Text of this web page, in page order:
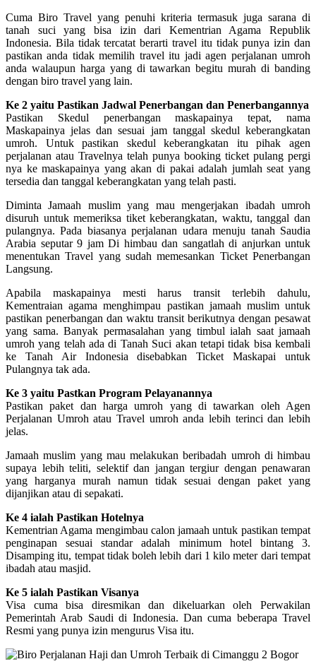
Cuma Biro Travel yang penuhi kriteria termasuk juga sarana di
tanah suci yang bisa izin dari Kementrian Agama Republik
Indonesia. Bila tidak tercatat berarti travel itu tidak punya izin dan
pastikan anda tidak memilih travel itu jadi agen perjalanan umroh
anda walaupun harga yang di tawarkan begitu murah di banding
dengan biro travel yang lain.
Ke 2 yaitu Pastikan Jadwal Penerbangan dan Penerbangannya
Pastikan Skedul penerbangan maskapainya tepat, nama
Maskapainya jelas dan sesuai jam tanggal skedul keberangkatan
umroh. Untuk pastikan skedul keberangkatan itu pihak agen
perjalanan atau Travelnya telah punya booking ticket pulang pergi
nya ke maskapainya yang akan di pakai adalah jumlah seat yang
tersedia dan tanggal keberangkatan yang telah pasti.
Diminta Jamaah muslim yang mau mengerjakan ibadah umroh
disuruh untuk memeriksa tiket keberangkatan, waktu, tanggal dan
pulangnya. Pada biasanya perjalanan udara menuju tanah Saudia
Arabia seputar 9 jam Di himbau dan sangatlah di anjurkan untuk
menentukan Travel yang sudah memesankan Ticket Penerbangan
Langsung.
Apabila maskapainya mesti harus transit terlebih dahulu,
Kementraian agama menghimpau pastikan jamaah muslim untuk
pastikan penerbangan dan waktu transit berikutnya dengan pesawat
yang sama. Banyak permasalahan yang timbul ialah saat jamaah
umroh yang telah ada di Tanah Suci akan tetapi tidak bisa kembali
ke Tanah Air Indonesia disebabkan Ticket Maskapai untuk
Pulangnya tak ada.
Ke 3 yaitu Pastkan Program Pelayanannya
Pastikan paket dan harga umroh yang di tawarkan oleh Agen
Perjalanan Umroh atau Travel umroh anda lebih terinci dan lebih
jelas.
Jamaah muslim yang mau melakukan beribadah umroh di himbau
supaya lebih teliti, selektif dan jangan tergiur dengan penawaran
yang harganya murah namun tidak sesuai dengan paket yang
dijanjikan atau di sepakati.
Ke 4 ialah Pastikan Hotelnya
Kementrian Agama mengimbau calon jamaah untuk pastikan tempat
penginapan sesuai standar adalah minimum hotel bintang 3.
Disamping itu, tempat tidak boleh lebih dari 1 kilo meter dari tempat
ibadah atau masjid.
Ke 5 ialah Pastikan Visanya
Visa cuma bisa diresmikan dan dikeluarkan oleh Perwakilan
Pemerintah Arab Saudi di Indonesia. Dan cuma beberapa Travel
Resmi yang punya izin mengurus Visa itu.